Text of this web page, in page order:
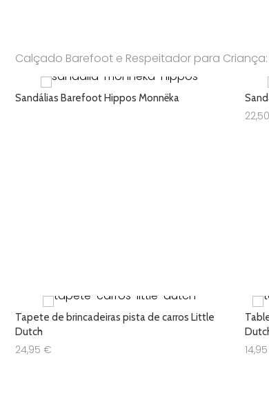
Calçado Barefoot e Respeitador para
Sandálias Barefoot Hippos Monnëka
22,50
Tapete de brincadeiras pista de carros Little
Dutch
24,95 € 14,95